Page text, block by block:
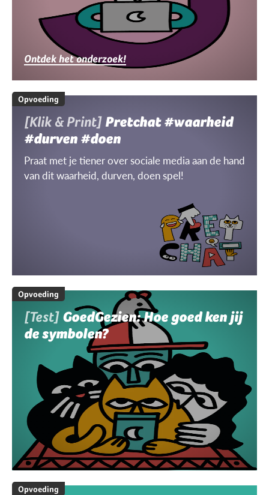
Ontdek het onderzoek!
Opvoeding
[Klik & Print] Pretchat #waarheid
#durven #doen
Praat met je tiener over sociale media aan de hand
van dit waarheid, durven, doen spel!
Opvoeding
[Test] GoedGezien: Hoe goed ken jij
de symbolen?
Opvoeding